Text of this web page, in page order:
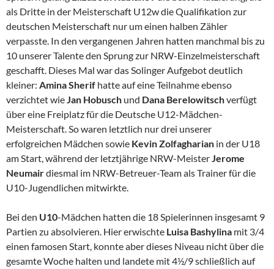
als Dritte in der Meisterschaft U12w die Qualifikation zur
deutschen Meisterschaft nur um einen halben Zähler
verpasste. In den vergangenen Jahren hatten manchmal bis zu
10 unserer Talente den Sprung zur NRW-Einzelmeisterschaft
geschafft. Dieses Mal war das Solinger Aufgebot deutlich
kleiner: Amina Sherif hatte auf eine Teilnahme ebenso
verzichtet wieJan Hobusch und Dana Berelowitschverfügt
über eine Freiplatz für die Deutsche U12-Mädchen-
Meisterschaft. So waren letztlich nur drei unserer
erfolgreichen Mädchen sowie Kevin Zolfagharian in der U18
am Start, während der letztjährige NRW-MeisterJerome
Neumairdiesmal im NRW-Betreuer-Team als Trainer für die
U10-Jugendlichen mitwirkte.
Bei den U10-Mädchen hatten die 18 Spielerinnen insgesamt 9
Partien zu absolvieren. Hier erwischte Luisa Bashylina mit 3/4
einen famosen Start, konnte aber dieses Niveau nicht über die
gesamte Woche halten und landete mit 4½/9 schließlich auf